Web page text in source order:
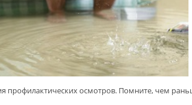
профилактических осмотров. Помните, чем